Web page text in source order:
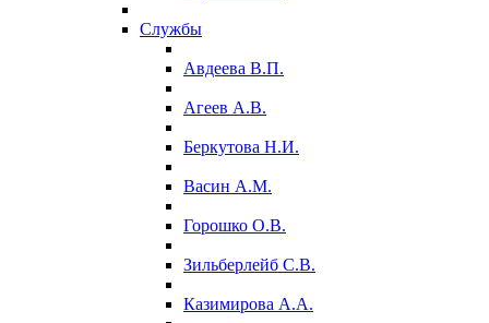
Службы
Авдеева В.П.
Агеев А.В.
Беркутова Н.И.
Васин А.М.
Горошко О.В.
Зильберлейб С.В.
Казимирова А.А.